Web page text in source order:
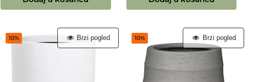
10% Brzi pogled 10% Brzi pogled